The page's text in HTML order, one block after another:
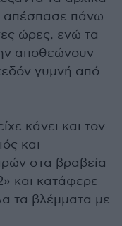
απέσπασε πάνω
ώρες, ενώ τα
αποθεώνουν
γυμνή από
κάνει και τον
και
στα βραβεία
και κατάφερε
τα βλέμματα με